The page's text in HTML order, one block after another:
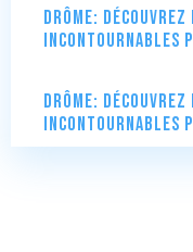
Drôme:
incontournables
Drôme:
incontournables